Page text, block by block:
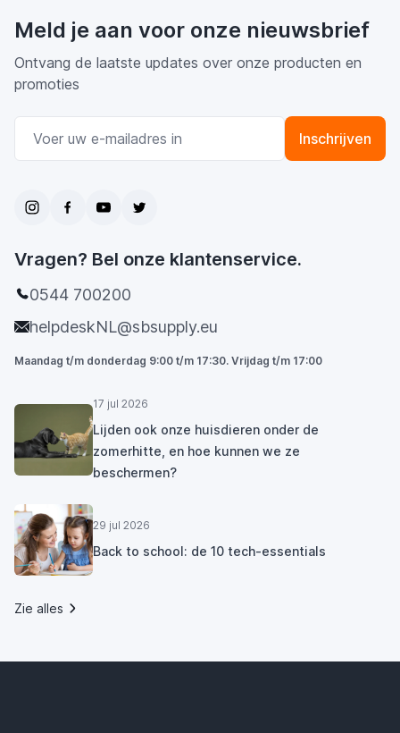
Meld je aan voor onze nieuwsbrief
Ontvang de laatste updates over onze producten en
promoties
Inschrijven
Vragen? Bel onze klantenservice.
0544 700200
helpdeskNL@sbsupply.eu
Maandag t/m donderdag 9:00 t/m 17:30. Vrijdag t/m 17:00
17 jul 2026
Lijden ook onze huisdieren onder de
zomerhitte, en hoe kunnen we ze
beschermen?
29 jul 2026
Back to school: de 10 tech-essentials
Zie alles